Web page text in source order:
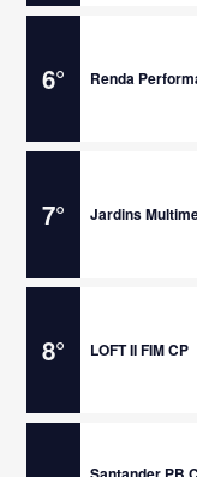
6° Renda
7° Jardins
8° LOFT II FIM CP